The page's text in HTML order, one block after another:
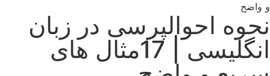
و واضح
نحوه احوالپرسی در زبان
انگلیسی | 17مثال های